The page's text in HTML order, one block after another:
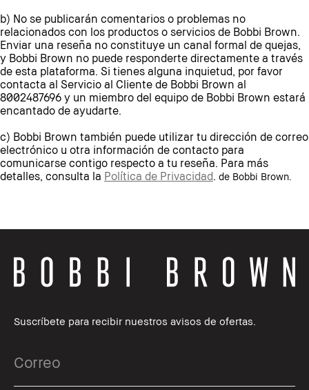
b) No se publicarán comentarios o problemas no
relacionados con los productos o servicios de Bobbi Brown.
Enviar una reseña no constituye un canal formal de quejas,
y Bobbi Brown no puede responderte directamente a través
de esta plataforma. Si tienes alguna inquietud, por favor
contacta al Servicio al Cliente de Bobbi Brown al
8002487696 y un miembro del equipo de Bobbi Brown estará
encantado de ayudarte.
c) Bobbi Brown también puede utilizar tu dirección de correo
electrónico u otra información de contacto para
comunicarse contigo respecto a tu reseña. Para más
detalles, consulta la Política de Privacidad. de Bobbi Brown.
Suscríbete para recibir nuestros avisos de ofertas.